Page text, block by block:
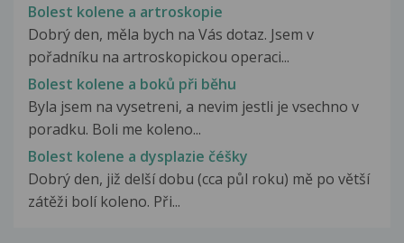
Bolest kolene a artroskopie
Dobrý den, měla bych na Vás dotaz. Jsem v
pořadníku na artroskopickou operaci...
Bolest kolene a boků při běhu
Byla jsem na vysetreni, a nevim jestli je vsechno v
poradku. Boli me koleno...
Bolest kolene a dysplazie čéšky
Dobrý den, již delší dobu (cca půl roku) mě po větší
zátěži bolí koleno. Při...